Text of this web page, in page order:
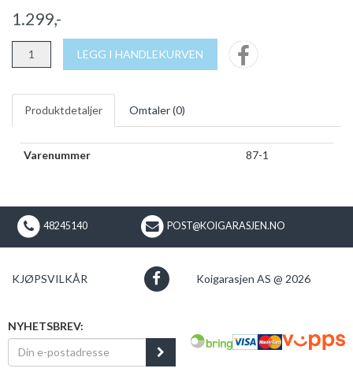
1.299,-
LEGG I HANDLEKURVEN
Produktdetaljer Omtaler (0)
Varenummer 87-1
48245140 POST@KOIGARASJEN.NO
KJØPSVILKÅR Koigarasjen AS @ 2026
NYHETSBREV: